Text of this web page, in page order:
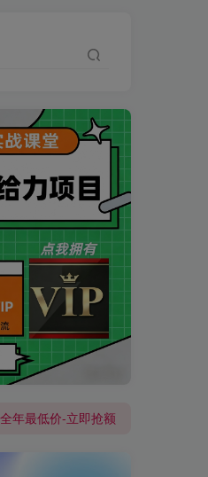
年最低价-立即抢额
过!
年最低价-立即抢额
!